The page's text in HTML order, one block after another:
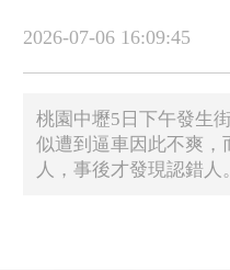
2026-07-06 16:09:45
桃園中壢5日下午發生
似遭到逼車因此不爽，
人，事後才發現認錯人。